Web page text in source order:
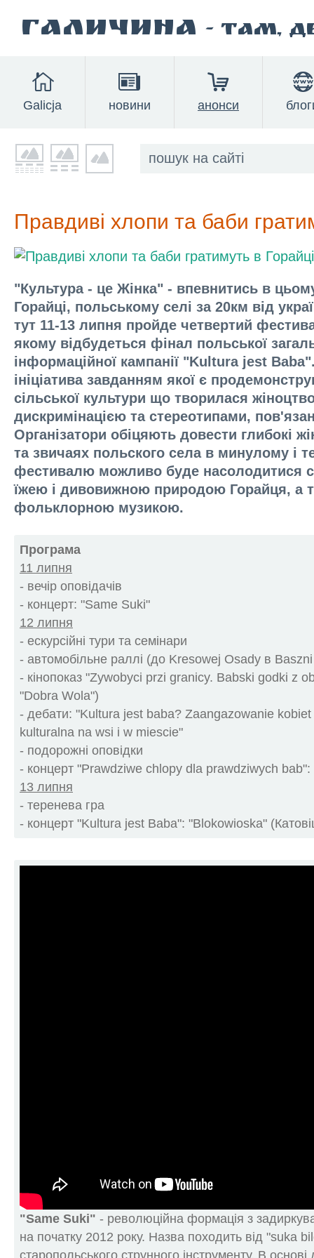
Галичина - там,
Galicja новини анонси
Правдиві хлопи та баби
"Культура - це Жінка" - впевнитись в
Горайці, польському селі за 20км від
тут 11-13 липня пройде четвертий
якому відбудеться фінал польської
інформаційної кампанії "Kultura jest
ініціатива завданням якої є
сільської культури що творилася
дискримінацією та стереотипами,
Організатори обіцяють довести глибокі
та звичаях польского села в минулому і
фестивалю можливо буде
їжею і дивовижною природою Горайця, а
фольклорною музикою.
Програма
11 липня
- вечір оповідачів
- концерт: "Same Suki"
12 липня
- ескурсійні тури та семінари
- автомобільне раллі (до Kresowej Osady в
- кінопоказ "Zywobyci przi granicy. Babski godki z
"Dobra Wola")
- дебати: "Kultura jest baba? Zaangazowanie
kulturalna na wsi i w miescie"
- подорожні оповідки
- концерт "Prawdziwe chlopy dla prawdziwych
13 липня
- теренева гра
- концерт "Kultura jest Baba": "Blokowioska"
"Same Suki" - революційна формація з
на початку 2012 року. Назва походить від "suka
старопольського струнного інструменту. В